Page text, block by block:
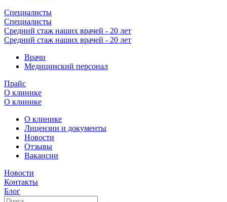
Специалисты
Специалисты
Средний стаж наших врачей - 20 лет
Средний стаж наших врачей - 20 лет
Врачи
Медицинский персонал
Прайс
О клинике
О клинике
О клинике
Лицензии и документы
Новости
Отзывы
Вакансии
Новости
Контакты
Блог